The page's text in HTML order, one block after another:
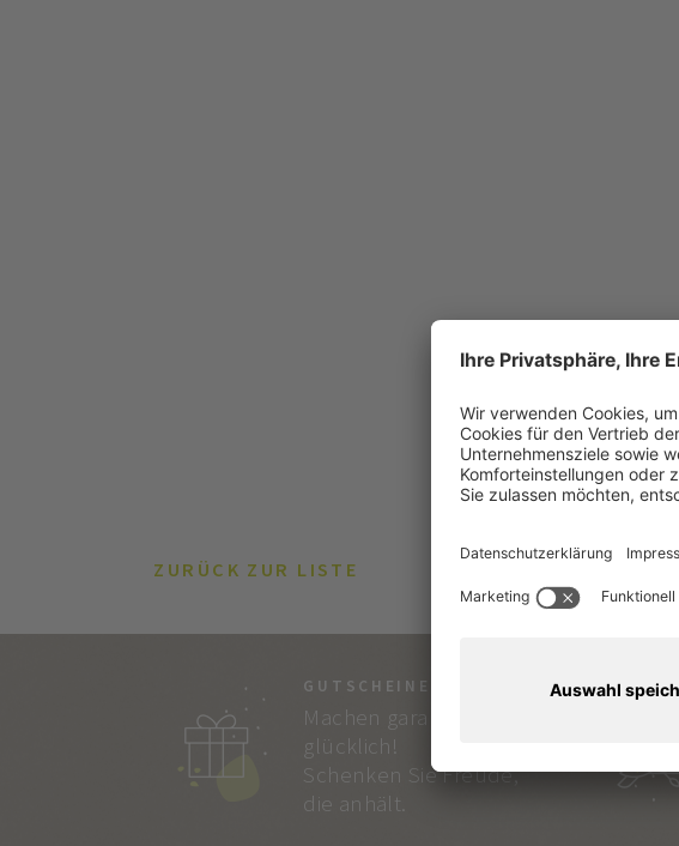
ZURÜCK ZUR LISTE
GUTSCHEINE
Machen garantiert
glücklich!
Schenken Sie Freude,
die anhält.